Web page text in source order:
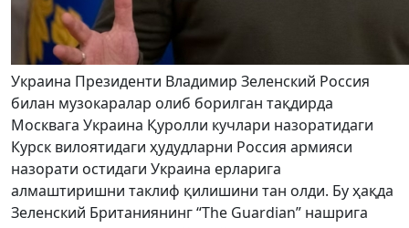
Украина Президенти Владимир Зеленский Россия
билан музокаралар олиб борилган тақдирда
Москвага Украина Қуролли кучлари назоратидаги
Курск вилоятидаги ҳудудларни Россия армияси
назорати остидаги Украина ерларига
алмаштиришни таклиф қилишини тан олди. Бу ҳақда
Зеленский Британиянинг “The Guardian” нашрига